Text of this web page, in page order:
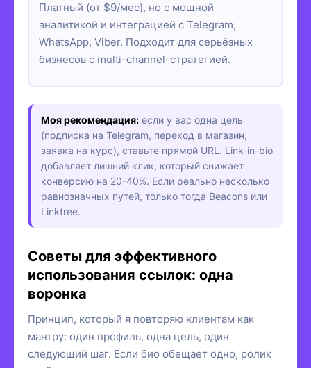
Платный (от $9/мес), но с мощной
аналитикой и интеграцией с Telegram,
WhatsApp, Viber. Подходит для серьёзных
бизнесов с multi-channel-стратегией.
Моя рекомендация: если у вас одна цель
(подписка на Telegram, переход в магазин,
заявка на курс), ставьте прямой URL. Link-in-bio
добавляет лишний клик, который снижает
конверсию на 20-40%. Если реально несколько
равнозначных путей, только тогда Beacons или
Linktree.
Советы для эффективного
использования ссылок: одна
воронка
Принцип, который я повторяю клиентам как
мантру: один профиль, одна цель, один
следующий шаг. Если био обещает одно, ролик